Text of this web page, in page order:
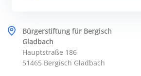
Bürgerstiftung für Bergisch
Gladbach
Hauptstraße 186
51465 Bergisch Gladbach